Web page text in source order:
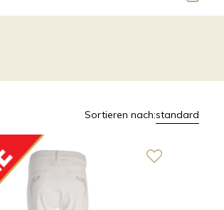
Sortieren nach:standard